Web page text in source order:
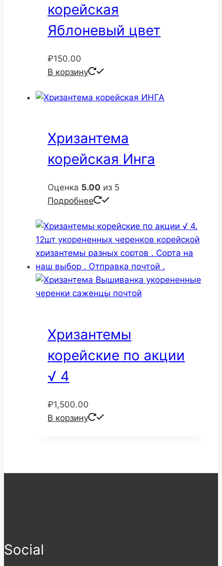
корейская
Яблоневый цвет
₽150.00
В корзину
Хризантема
корейская Инга
Оценка 5.00 из 5
Подробнее
Хризантемы
корейские по акции
√ 4
₽1,500.00
В корзину
Social